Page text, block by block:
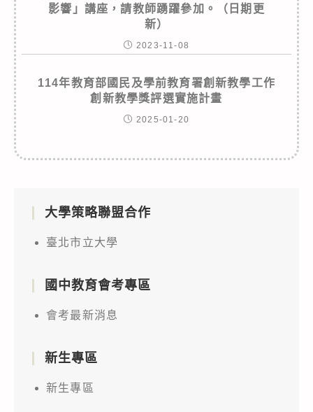
影響」講座，請教師踴躍參加。（日期更
新）
2023-11-08
114年教育部國民及學前教育署創新教學工作
創新教學獎評選實施計畫
2025-01-20
大學策略聯盟合作
臺北市立大學
國中教育會考專區
會考最新消息
新生專區
新生專區